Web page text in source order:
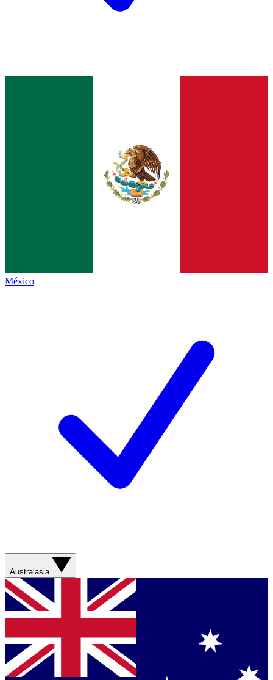
México
Australasia